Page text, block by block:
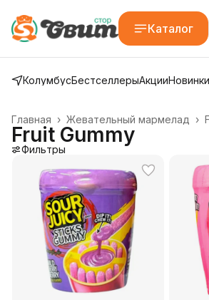
Каталог
КолумбусБестселлерыАкцииНовинки
Жевательный мармелад ›
Главная ›
Fruit Gummy
Фильтры